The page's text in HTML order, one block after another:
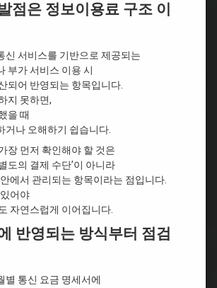
점은 정보이용료 구조 이
신 서비스를 기반으로 제공되는
부가 서비스 이용 시
되어 반영되는 항목입니다.
지 못하면,
을 때
거나 오해하기 쉽습니다.
장 먼저 확인해야 할 것은
도의 결제 수단’이 아니라
에서 관리되는 항목이라는 점입니다.
어야
자연스럽게 이어집니다.
반영되는 방식부터 점검
별 통신 요금 명세서에